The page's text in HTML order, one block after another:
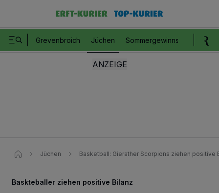
Grevenbroich Jüchen Sommergewinnspiel
Jüchen Basketball: Gierather Scorpions ziehen positive
Baskteballer ziehen positive Bilanz